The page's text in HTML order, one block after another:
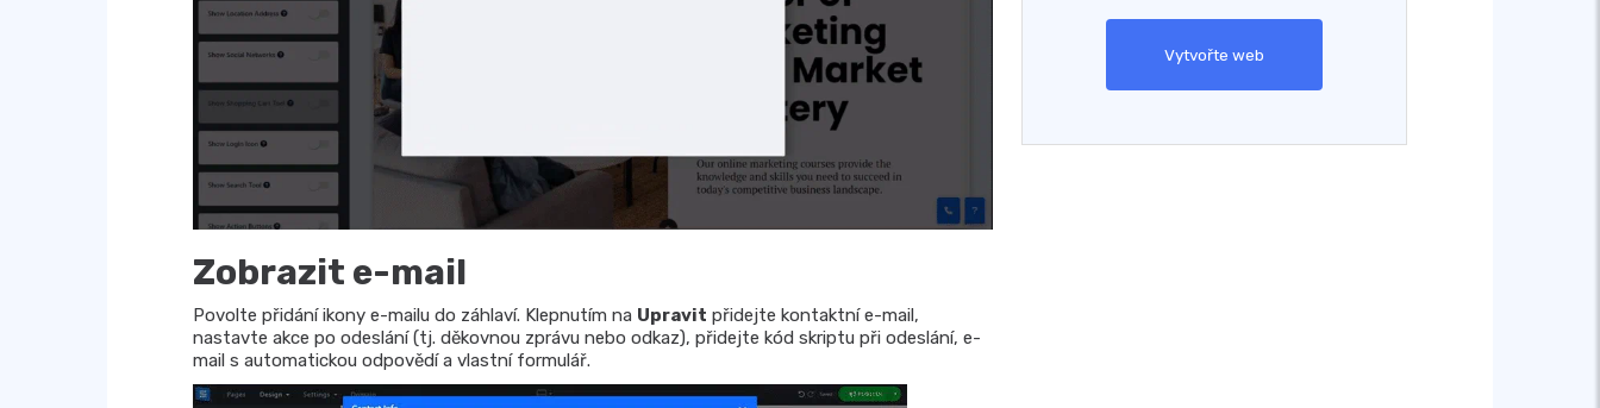
Zobrazit e-mail
Povolte přidání ikony e-mailu do záhlaví. Klepnutím na Upravit přidejte kontaktní e-mail,
nastavte akce po odeslání (tj. děkovnou zprávu nebo odkaz), přidejte kód skriptu při odeslání, e-
mail s automatickou odpovědí a vlastní formulář.
Vytvořte web